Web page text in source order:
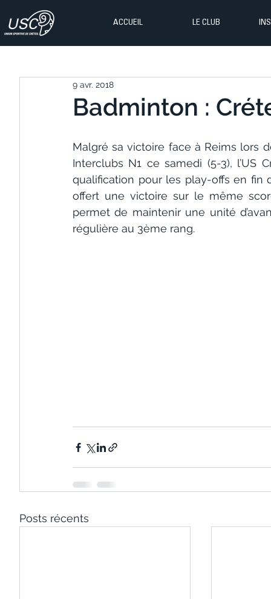
ACCUEIL LE CLUB
Badminton :
9 avr. 2018
Malgré sa victoire face à Reims lors
Interclubs N1 ce samedi (5-3), l’US
qualification pour les play-offs en fin
offert une victoire sur le même
permet de maintenir une unité
régulière au 3ème rang.
Posts récents